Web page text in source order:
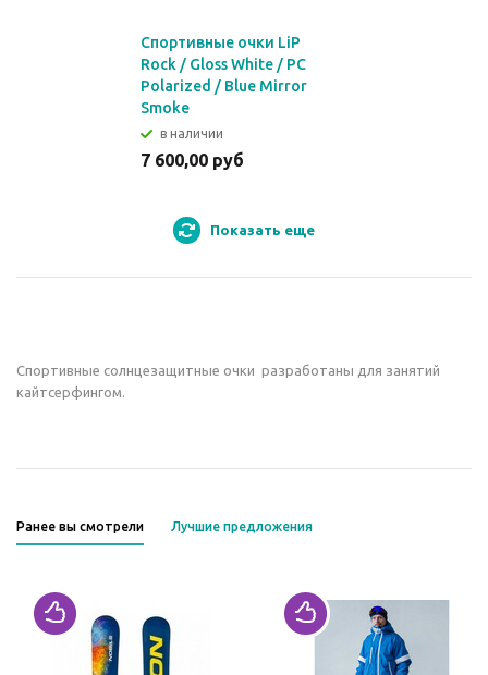
Спортивные очки LiP
Rock / Gloss White / PC
Polarized / Blue Mirror
Smoke
в наличии
7 600,00 руб
Показать еще
Спортивные солнцезащитные очки разработаны для занятий
кайтсерфингом.
Ранее вы смотрели Лучшие предложения